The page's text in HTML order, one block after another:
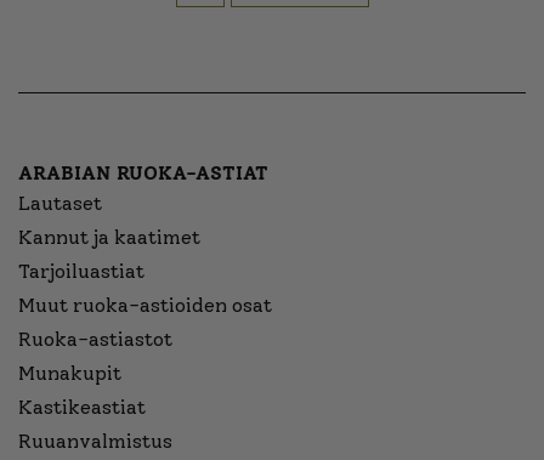
ARABIAN RUOKA-ASTIAT
Lautaset
Kannut ja kaatimet
Tarjoiluastiat
Muut ruoka-astioiden osat
Ruoka-astiastot
Munakupit
Kastikeastiat
Ruuanvalmistus